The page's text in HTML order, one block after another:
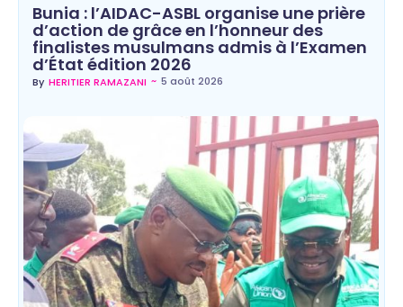
Bunia : l’AIDAC-ASBL organise une prière
d’action de grâce en l’honneur des
finalistes musulmans admis à l’Examen
d’État édition 2026
By HERITIER RAMAZANI ~ 5 août 2026